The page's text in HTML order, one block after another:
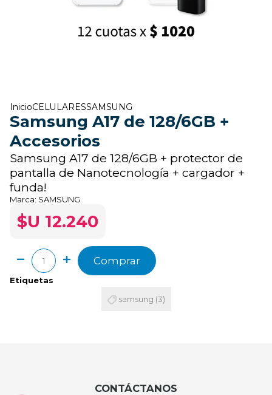
InicioCELULARESSAMSUNG
Samsung A17 de 128/6GB +
Accesorios
Samsung A17 de 128/6GB + protector de
pantalla de Nanotecnología + cargador +
funda!
Marca: SAMSUNG
$U 12.240
Comprar
Etiquetas
samsung (3)
CONTÁCTANOS